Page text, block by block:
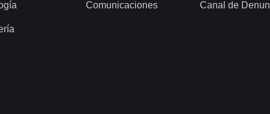
Comunicaciones Canal de